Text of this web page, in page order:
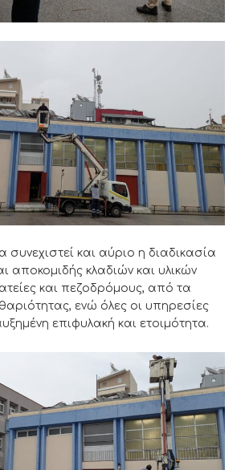
συνεχιστεί και αύριο η διαδικασία
αποκομιδής κλαδιών και υλικών
και πεζοδρόμους, από τα
ενώ όλες οι υπηρεσίες
επιφυλακή και ετοιμότητα.